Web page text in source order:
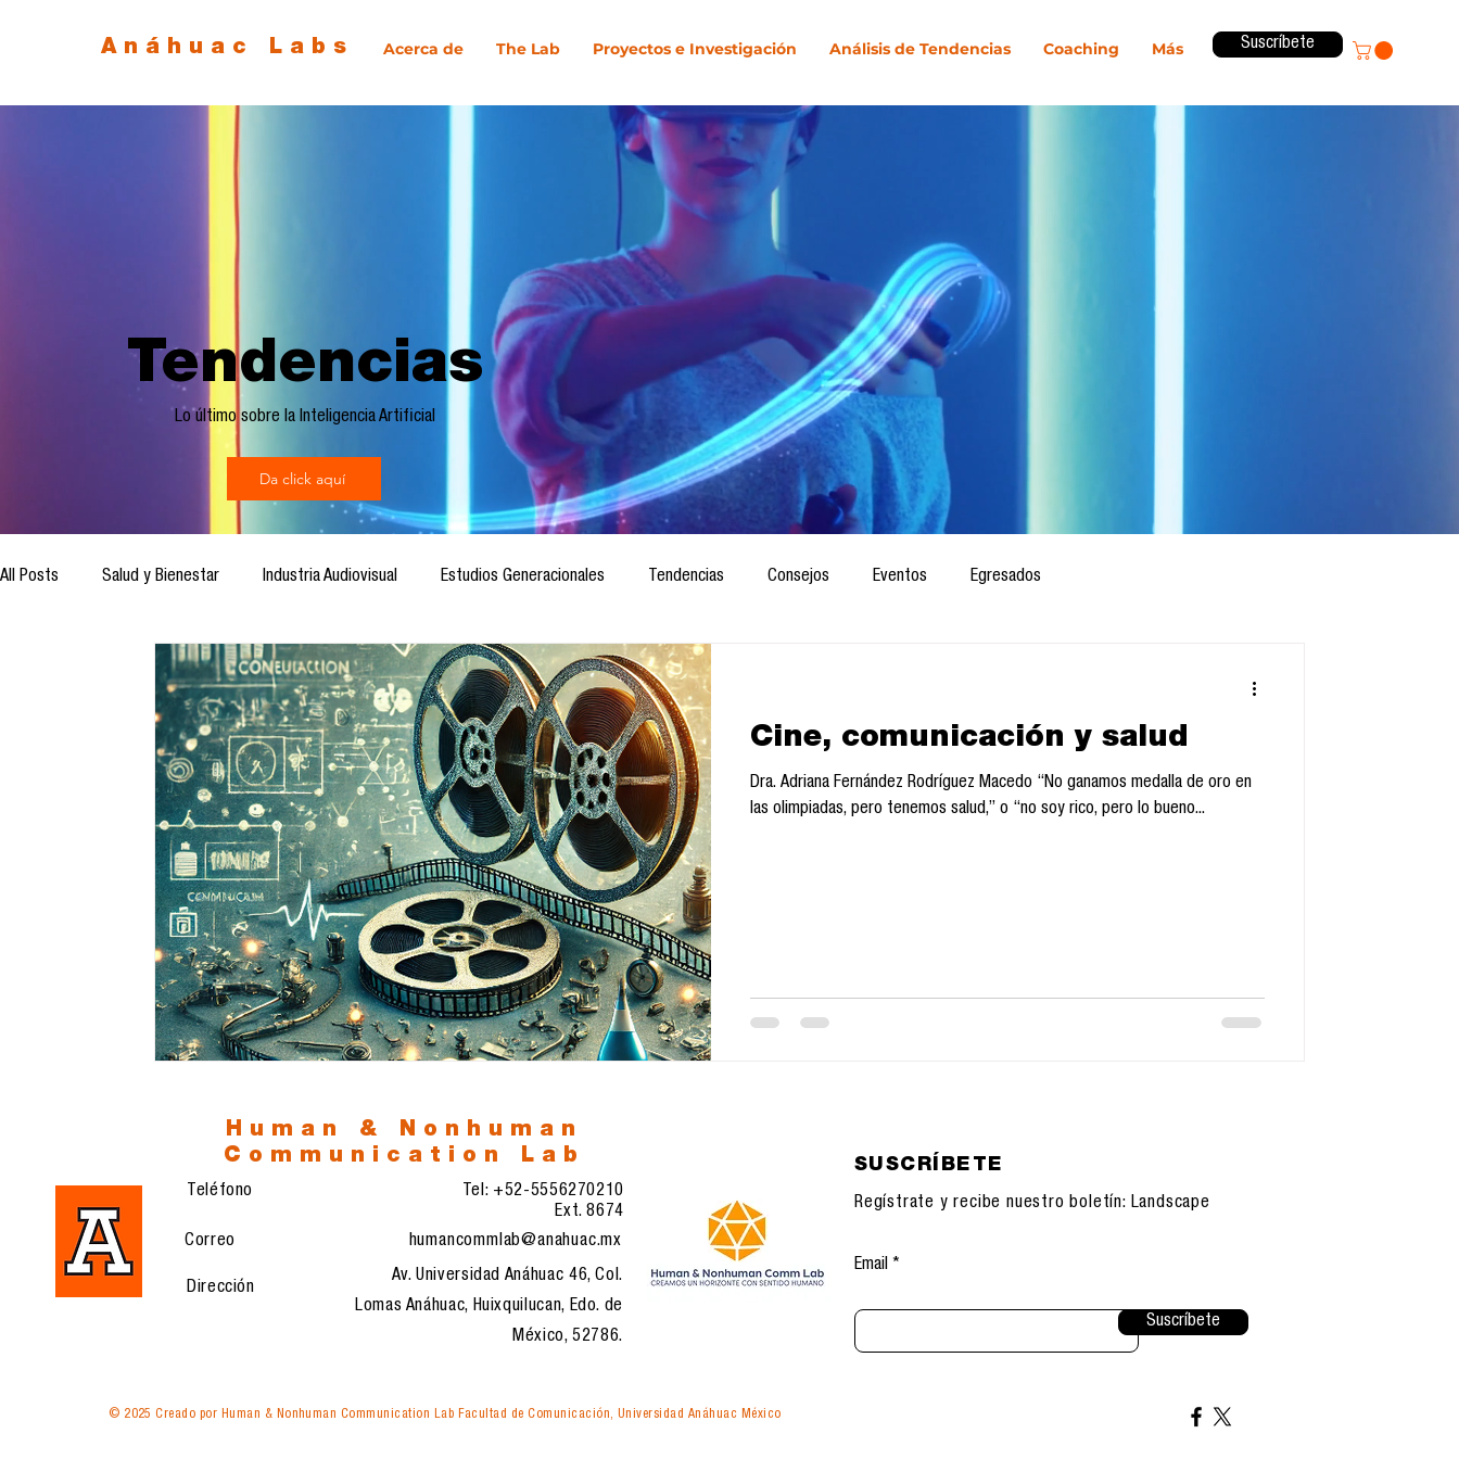
Anáhuac Labs Acerca de The Lab Proyectos e Investigación Análisis de Tendencias Coaching Más Suscríbete
Tendencias
Lo último sobre la Inteligencia Artificial
Da click aquí
All Posts Salud y Bienestar Industria Audiovisual Estudios Generacionales Tendencias Consejos Eventos Egresados
Inteligencia Artificial Cultura Digital Comunicación y Sociedad Marketing digital
Ética de la Comunicación Investigación H&NhCL CICA/Sintaxis Revista ComA Observatorio Software del mes Cursos
Casos de estudio Novedades Podcast Video Informes de investigación
Análisis de tendencias
Cine, comunicación y salud
Dra. Adriana Fernández Rodríguez Macedo “No ganamos medalla de oro en
las olimpiadas, pero tenemos salud,” o “no soy rico, pero lo bueno...
Human & Nonhuman
Communication Lab
Teléfono
Tel: +52-5556270210
Ext. 8674
humancommlab@anahuac.mx
Av. Universidad Anáhuac 46, Col.
Lomas Anáhuac, Huixquilucan, Edo. de
México, 52786.
Correo
Dirección
SUSCRÍBETE
Regístrate y recibe nuestro boletín: Landscape
Email
Suscríbete
© 2025 Creado por Human & Nonhuman Communication Lab Facultad de Comunicación, Universidad Anáhuac México